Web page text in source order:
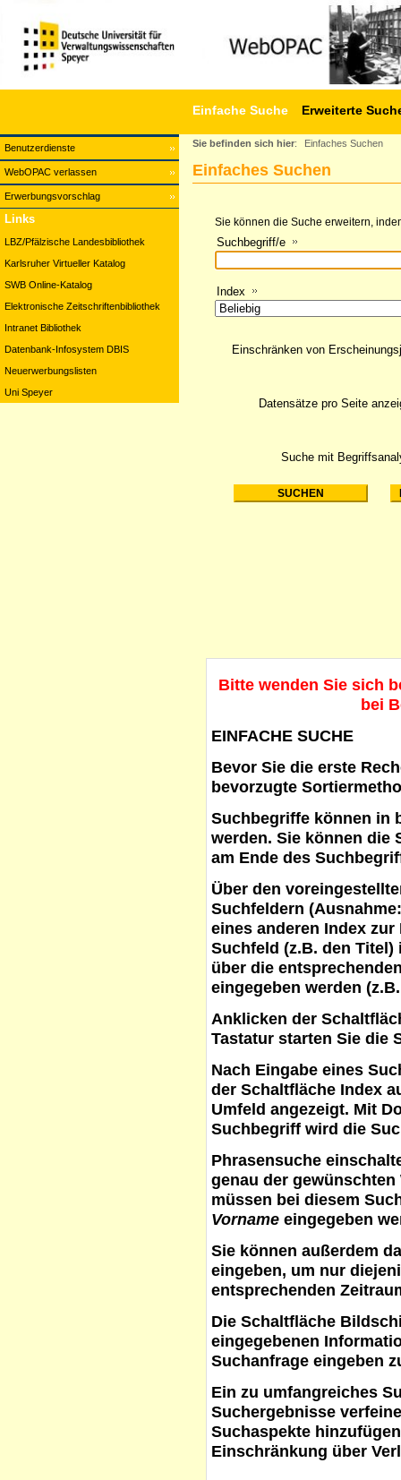
Benutzerdienste
WebOPAC verlassen
Erwerbungsvorschlag
Einfache Suche Erweiterte
Links
LBZ/Pfälzische Landesbibliothek
Karlsruher Virtueller Katalog
SWB Online-Katalog
Elektronische Zeitschriftenbibliothek
Intranet Bibliothek
Datenbank-Infosystem DBIS
Neuerwerbungslisten
Uni Speyer
Sie befinden sich hier: Einfaches Suchen
Einfaches Suchen
Sie können die Suche erweitern,
Suchbegriff/e
Index
Suche mit
Einschränken von
Datensätze pro Seite
Bitte wenden Sie sich
bei
EINFACHE SUCHE
Bevor Sie die erste
bevorzugte
Suchbegriffe können in
werden. Sie können die
am Ende des
Über den
Suchfeldern
eines anderen Index
Suchfeld (z.B. den
über die
eingegeben werden
Anklicken der
Tastatur starten Sie die
Nach Eingabe eines
der Schaltfläche Index
Umfeld angezeigt. Mit
Suchbegriff wird die
Phrasensuche
genau der
müssen bei diesem
Vorname eingegeben
Sie können außerdem
eingeben, um nur
entsprechenden
Die Schaltfläche
eingegebenen
Suchanfrage eingeben
Ein zu umfangreiches
Suchergebnisse
Suchaspekte
Einschränkung über